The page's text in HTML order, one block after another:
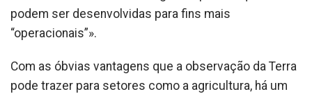
podem ser desenvolvidas para fins mais
“operacionais”».
Com as óbvias vantagens que a observação da Terra
pode trazer para setores como a agricultura, há um